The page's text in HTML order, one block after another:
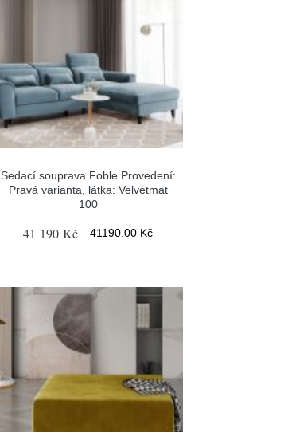
Sedací souprava Foble Provedení:
Pravá varianta, látka: Velvetmat
100
41 190 Kč 41190.00 Kč